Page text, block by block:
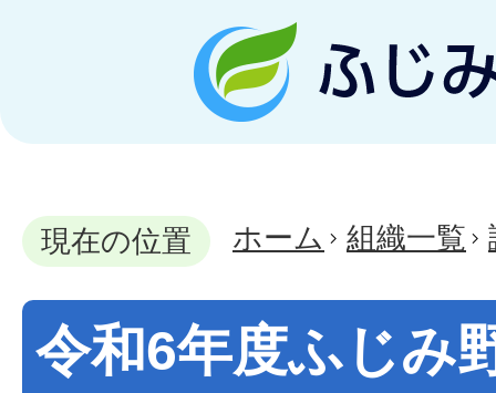
現在の位置 ホーム 組織一覧
令和6年度ふじみ